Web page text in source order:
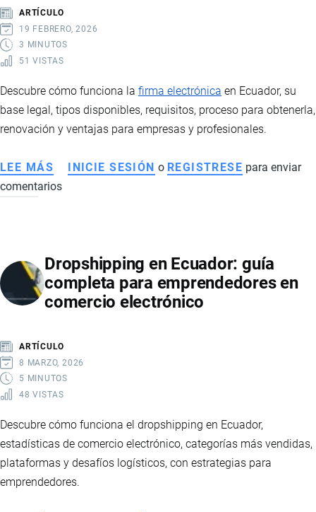
Y
FORTALECIMIENTO
FINANCIERO
ARTÍCULO
19 FEBRERO, 2026
3 MINUTOS
51 VISTAS
Descubre cómo funciona la firma electrónica en Ecuador, su
base legal, tipos disponibles, requisitos, proceso para obtenerla,
renovación y ventajas para empresas y profesionales.
LEE MÁS SOBRE
CÓMO
ELECTRÓNICA
EN
ECUADOR:
Y
PROCESO
PASO
INICIE SESIÓN o REGISTRESE para enviar
comentarios
Dropshipping en Ecuador: guía
completa para emprendedores en
comercio electrónico
ARTÍCULO
8 MARZO, 2026
5 MINUTOS
48 VISTAS
Descubre cómo funciona el dropshipping en Ecuador,
estadísticas de comercio electrónico, categorías más vendidas,
plataformas y desafíos logísticos, con estrategias para
emprendedores.